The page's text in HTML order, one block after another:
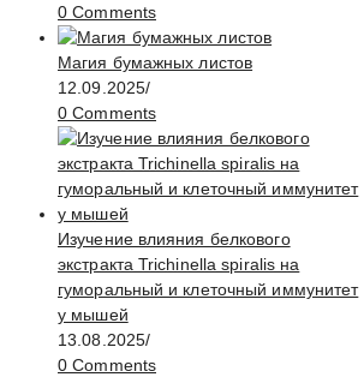
0 Comments
Магия бумажных листов
12.09.2025/
0 Comments
Изучение влияния белкового
экстракта Trichinella spiralis на
гуморальный и клеточный иммунитет
у мышей
13.08.2025/
0 Comments